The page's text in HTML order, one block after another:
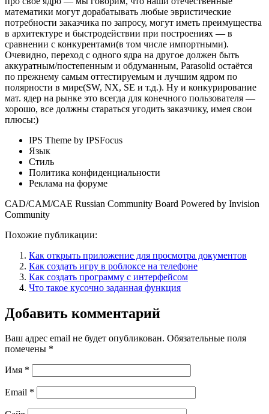
математики могут дорабатывать любые эвристические
потребности заказчика по запросу, могут иметь преимущества
в архитектуре и быстродействии при построениях — в
сравнении с конкурентами(в том числе импортными).
Очевидно, переход с одного ядра на другое должен быть
аккуратным/постепенным и обдуманным, Parasolid остаётся
по прежнему самым оттестируемым и лучшим ядром по
полярности в мире(SW, NX, SE и т.д.). Ну и конкурирование
мат. ядер на рынке это всегда для конечного пользователя —
хорошо, все должны стараться угодить заказчику, имея свои
плюсы:)
IPS Theme by IPSFocus
Язык
Стиль
Политика конфиденциальности
Реклама на форуме
CAD/CAM/CAE Russian Community Board Powered by Invision
Community
Похожие публикации:
Как открыть приложение для просмотра документов
Как создать игру в роблоксе на телефоне
Как создать программу с интерфейсом
Что такое кусочно заданная функция
Добавить комментарий
Ваш адрес email не будет опубликован. Обязательные поля
помечены *
Имя *
Email *